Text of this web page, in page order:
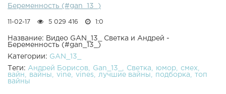
Беременность (#gan_13_)
11-02-17 5 029 416 1:0
Название: Видео GAN_13_ Светка и Андрей -
Беременность (#gan_13_)
Категории: GAN_13_
Теги: Андрей Борисов Gan_13_ Светка юмор
смех
вайн
вайны vine vines лучшие вайны подборка
топ
вайны